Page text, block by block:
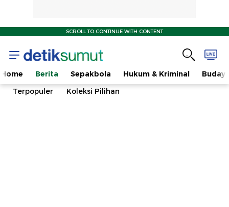
SCROLL TO CONTINUE WITH CONTENT
Home Berita Sepakbola Hukum & Kriminal
Terpopuler
Koleksi Pilihan